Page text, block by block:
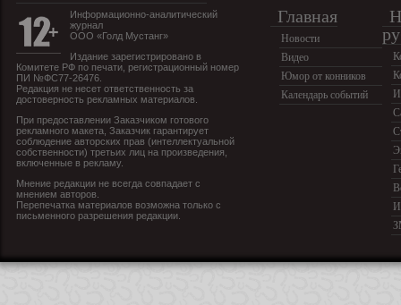
Информационно-аналитический
журнал
ООО «Голд Мустанг»
Издание зарегистрировано в
Комитете РФ по печати, регистрационный номер
ПИ №ФС77-26476.
Редакция не несет ответственность за
достоверность рекламных материалов.
При предоставлении Заказчиком готового
рекламного макета, Заказчик гарантирует
соблюдение авторских прав (интеллектуальной
собственности) третьих лиц на произведения,
включенные в рекламу.
Мнение редакции не всегда совпадает с
мнением авторов.
Перепечатка материалов возможна только с
письменного разрешения редакции.
Главная
Новости
Видео
Юмор от конников
Календарь событий